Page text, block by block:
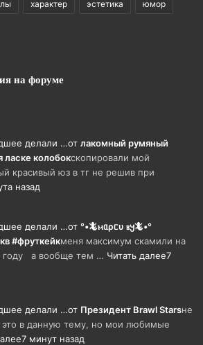
характер эстетика юмор
на форуме
делали …от лакомный румяный
колобокскопировали мой
красивый юз в тг не решив при
назад
делали …от °•🦎ⲙᥲρᥴυ ⲃ𐔤🦎•°
#фруткейкменя максимум скамили на
году а вообще тем … Читать далее7
делали …от Президент Brawl Starsне
это в данную тему, но мои любимые
7 минут назад